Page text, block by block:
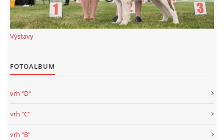
Výstavy
FOTOALBUM
vrh "D"
vrh "C"
vrh "B"